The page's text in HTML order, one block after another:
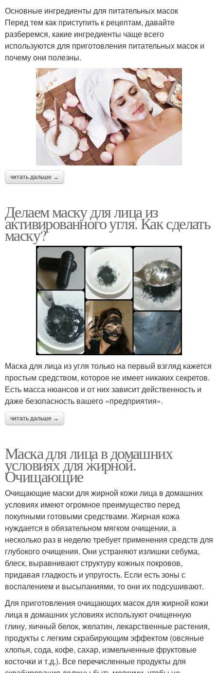
Основные ингредиенты для питательных масок
Перед тем как приступить к рецептам, давайте
разберемся, какие ингредиенты чаще всего
используются для приготовления питательных масок и
почему они полезны.
читать дальше →
Делаем маску для лица из
активированного угля. Как сделать
маску?
Маска для лица из угля только на первый взгляд кажется
простым средством, которое не имеет никаких секретов.
Есть масса нюансов и от них зависит действенность и
даже безопасность вашего «предприятия».
читать дальше →
Маска для лица в домашних
условиях для жирной.
Очищающие
Очищающие маски для жирной кожи лица в домашних
условиях имеют огромное преимущество перед
покупными готовыми средствами. Жирная кожа
нуждается в обязательном мягком очищении, а
несколько раз в неделю требует применения средств для
глубокого очищения. Они устраняют излишки себума,
блеск, выравнивают структуру кожных покровов,
придавая гладкость и упругость. Если есть зоны с
воспалением и высыпаниями, то они их подсушивают.
Для приготовления очищающих масок для жирной кожи
лица в домашних условиях используют очищенную
глину, яичный белок, желатин, лекарственные растения,
продукты с легким скрабирующим эффектом (овсяные
хлопья, сода, кофе, сахар, измельченные фруктовые
косточки и т.д.). Все перечисленные продукты для